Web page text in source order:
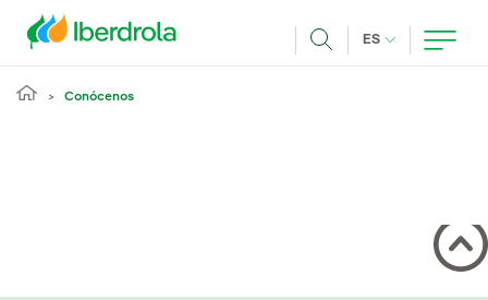
ES IDIOMA
Conócenos